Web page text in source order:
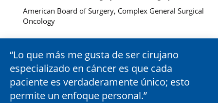
American Board of Surgery, Complex General Surgical
Oncology
Lo que más me gusta de ser cirujano
especializado en cáncer es que cada
paciente es verdaderamente único; esto
permite un enfoque personal.